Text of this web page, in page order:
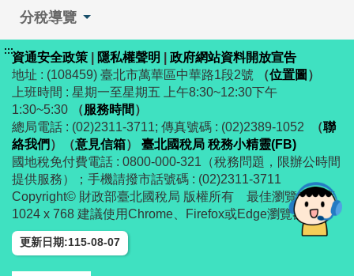
分稅導覽
:::資通安全政策 隱私權聲明
政府網站資料開放宣告
地址 : (108459) 臺北市萬華區中華路1段2號
（位置圖 ）
上班時間 : 星期一至星期五 上午8:30~12:30下午
1:30~5:30
（服務時間 ）
總局電話 : (02)2311-3711; 傳真號碼 : (02)2389-1052
（聯
絡我們 ） （意見信箱）
臺北國稅局 稅務小精靈(FB)
國地稅免付費電話 : 0800-000-321（稅務問題，限辦公時間
提供服務）；手機請撥市話號碼 : (02)2311-3711
Copyright© 財政部臺北國稅局 版權所有 最佳瀏覽解析度
1024 x 768 建議使用Chrome、Firefox或Edge瀏覽器
更新日期:115-08-07